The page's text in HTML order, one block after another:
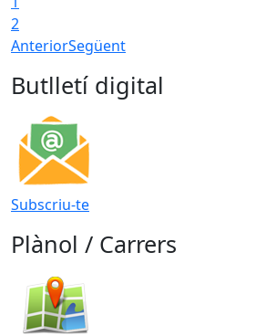
2
AnteriorSegüent
Butlletí digital
Subscriu-te
Plànol / Carrers